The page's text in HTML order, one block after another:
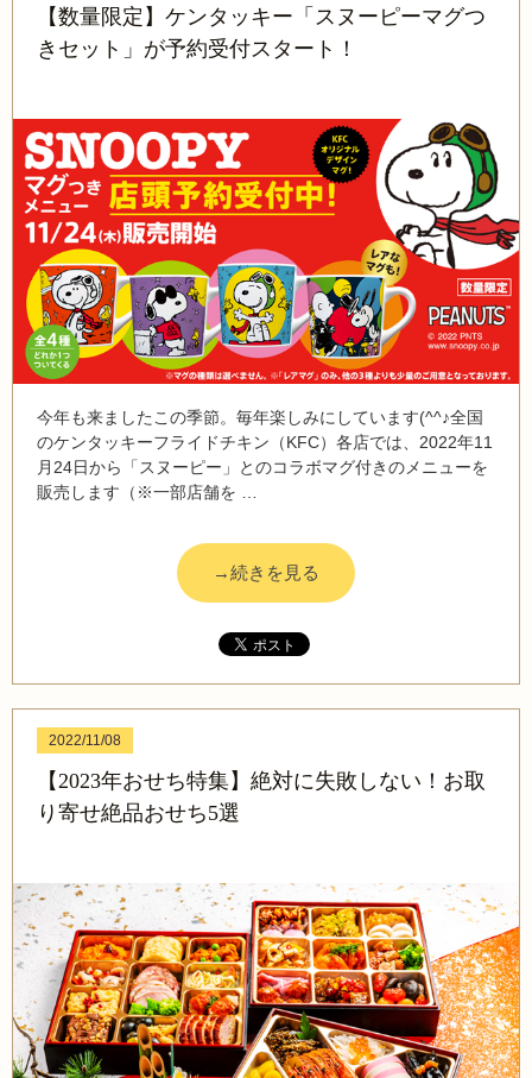
【数量限定】ケンタッキー「スヌーピーマグつ
きセット」が予約受付スタート！
今年も来ましたこの季節。毎年楽しみにしています(^^♪全国
のケンタッキーフライドチキン（KFC）各店では、2022年11
月24日から「スヌーピー」とのコラボマグ付きのメニューを
販売します（※一部店舗を …
→続きを見る
2022/11/08
【2023年おせち特集】絶対に失敗しない！お取
り寄せ絶品おせち5選